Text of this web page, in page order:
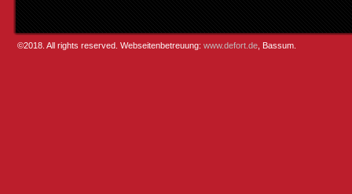
©2018. All rights reserved. Webseitenbetreuung: www.defort.de , Bassum.